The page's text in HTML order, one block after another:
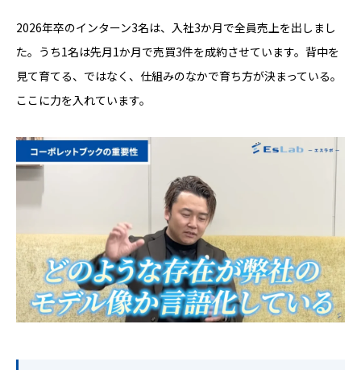
2026年卒のインターン3名は、入社3か月で全員売上を出しまし
た。うち1名は先月1か月で売買3件を成約させています。背中を
見て育てる、ではなく、仕組みのなかで育ち方が決まっている。
ここに力を入れています。